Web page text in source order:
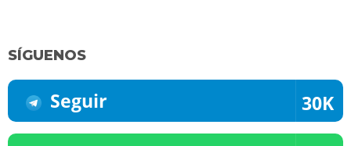
SÍGUENOS
Seguir 30K